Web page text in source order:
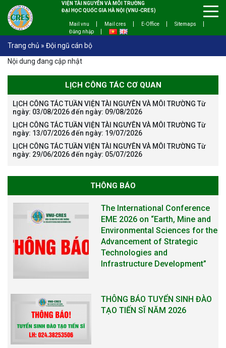
VIỆN TÀI NGUYÊN VÀ MÔI TRƯỜNG
ĐẠI HỌC QUỐC GIA HÀ NỘI (VNU-CRES)
Mail vnu Mail cres E-Office
Sitemaps
Đăng nhập
Trang chủ » Đội ngũ cán bộ
Nội dung đang cập nhật
LỊCH CÔNG TÁC CƠ QUAN
LỊCH CÔNG TÁC TUẦN VIỆN TÀI NGUYÊN VÀ MÔI TRƯỜNG Từ
ngày: 03/08/2026 đến ngày: 09/08/2026
LỊCH CÔNG TÁC TUẦN VIỆN TÀI NGUYÊN VÀ MÔI TRƯỜNG Từ
ngày: 13/07/2026 đến ngày: 19/07/2026
LỊCH CÔNG TÁC TUẦN VIỆN TÀI NGUYÊN VÀ MÔI TRƯỜNG Từ
ngày: 29/06/2026 đến ngày: 05/07/2026
THÔNG BÁO
The International Conference
EME 2026 on “Earth, Mine and
Environmental Sciences for the
Advancement of Strategic
Technologies and
Infrastructure Development”
THÔNG BÁO TUYỂN SINH ĐÀO
TẠO TIẾN SĨ NĂM 2026